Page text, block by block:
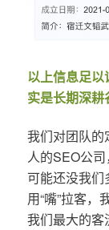
以上信息足
实是长期深耕
我们对团队的
人的SEO公
可能还没我
用“嘴”拉客
我们最大的客